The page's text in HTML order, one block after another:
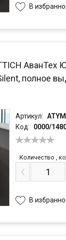
В
АванТех
полное
Артикул:
Код:
0000/
Количество
В